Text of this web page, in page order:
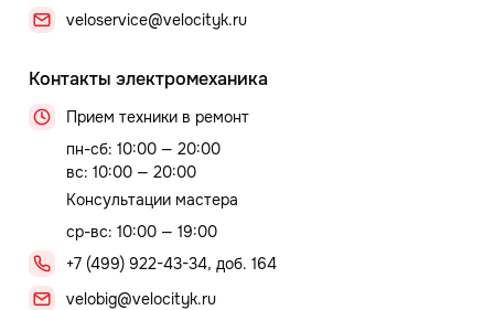
veloservice@velocityk.ru
Контакты электромеханика
Прием техники в ремонт
пн-сб: 10:00 — 20:00
вс: 10:00 — 20:00
Консультации мастера
ср-вс: 10:00 — 19:00
+7 (499) 922-43-34, доб. 164
velobig@velocityk.ru